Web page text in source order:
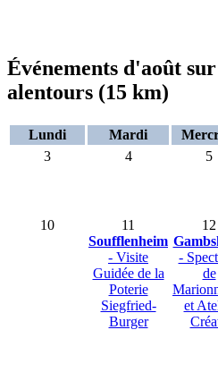
Événements d'août
alentours (15 km)
Lundi Mardi
3
4 5
10
11
Soufflenheim
- Visite
Guidée de la
Poterie
Siegfried-
Burger
12
-
de
et